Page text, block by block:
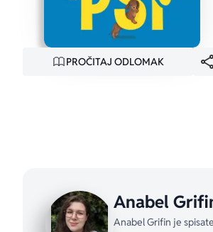
PROČITAJ ODLOMAK
Anabel
Anabel Grifin je